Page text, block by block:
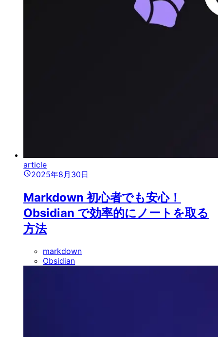
article
2025年8月30日
Markdown 初心者でも安心！
Obsidian で効率的にノートを取る
方法
markdown
Obsidian